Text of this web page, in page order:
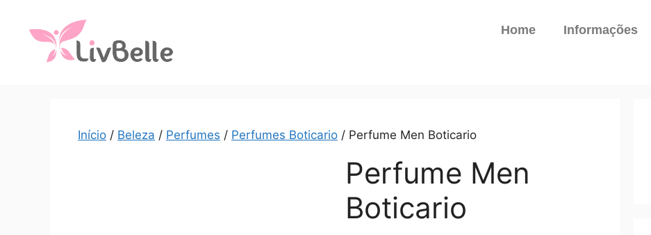
Home Informações
Início / Beleza / Perfumes / Perfumes Boticario / Perfume Men Boticario
Perfume Men
Boticario